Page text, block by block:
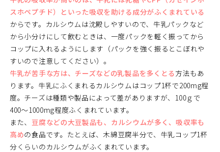
スホペプチド）といった吸収を助ける成分がふくまれている
からです。カルシウムは沈殿しやすいので、牛乳パックなど
から小分けにして飲むときは、一度パックを軽く振ってから
コップに入れるようにします（パックを強く振るとこぼれや
すいので注意してください）。
牛乳が苦手な方は、チーズなどの乳製品を多くとる方法もあ
ります。牛乳にふくまれるカルシウムはコップ1杯で200mg程
度。チーズは種類や製品によって差がありますが、100ｇで
400～1000mg程度ふくまれています。
また、 豆腐などの大豆製品も、カルシウムが多く、吸収率も
高めの食品です。たとえば、木綿豆腐半分で、牛乳コップ1杯
分くらいのカルシウムがふくまれています。